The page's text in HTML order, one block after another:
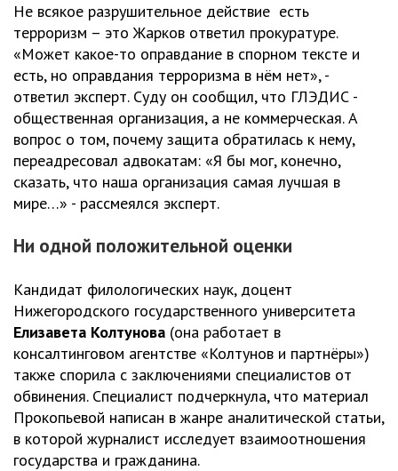
Не всякое разрушительное действие есть
терроризм – это Жарков ответил прокуратуре.
«Может какое-то оправдание в спорном тексте и
есть, но оправдания терроризма в нём нет», -
ответил эксперт. Суду он сообщил, что ГЛЭДИС -
общественная организация, а не коммерческая. А
вопрос о том, почему защита обратилась к нему,
переадресовал адвокатам: «Я бы мог, конечно,
сказать, что наша организация самая лучшая в
мире…» - рассмеялся эксперт.
Ни одной положительной оценки
Кандидат филологических наук, доцент
Нижегородского государственного университета
Елизавета Колтунова (она работает в
консалтинговом агентстве «Колтунов и партнёры»)
также спорила с заключениями специалистов от
обвинения. Специалист подчеркнула, что материал
Прокопьевой написан в жанре аналитической статьи,
в которой журналист исследует взаимоотношения
государства и гражданина.